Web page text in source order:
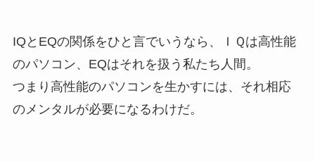
IQとEQの関係をひと言でいうなら、ＩＱは高性能
のパソコン、EQはそれを扱う私たち人間。
つまり高性能のパソコンを生かすには、それ相応
のメンタルが必要になるわけだ。